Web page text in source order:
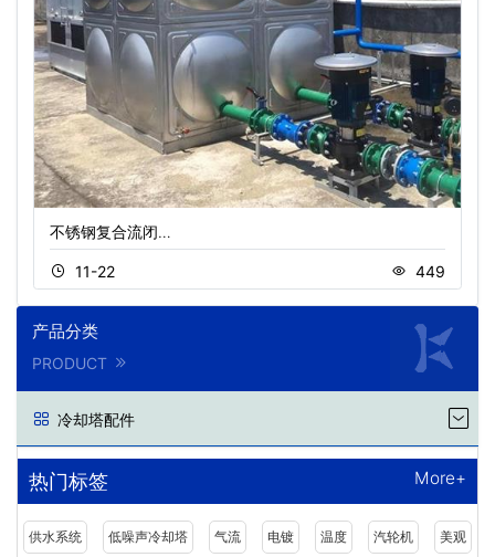
不锈钢复合流闭…
11-22 449
产品分类
PRODUCT
冷却塔配件
热门标签 More+
供水系统 低噪声冷却塔 气流 电镀 温度 汽轮机 美观